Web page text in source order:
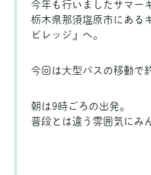
今年も行いましたサマー
栃木県那須塩原市にある
ビレッジ』へ。
今回は大型バスの移動で
朝は9時ごろの出発。
普段とは違う雰囲気にみ